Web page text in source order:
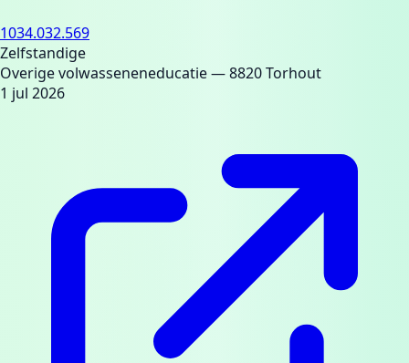
1034.032.569
Zelfstandige
Overige volwasseneneducatie— 8820 Torhout
1 jul 2026